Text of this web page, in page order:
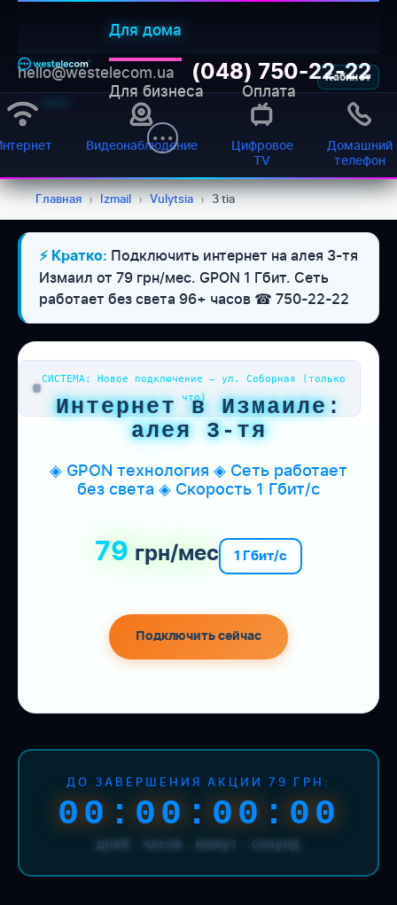
Для дома
Для бизнеса Оплата
Кабинет
hello@westelecom.ua (048) 750-22-22
Видеонаблюдение
Цифровое
TV
Домашний
телефон
Главная › Izmail › Vulytsia › 3 tia
⚡ Кратко: Подключить интернет на алея 3-тя
Измаил от 79 грн/мес. GPON 1 Гбит. Сеть
работает без света 96+ часов ☎ 750-22-22
СИСТЕМА: Новое подключение — ул. Соборная (только
что)
Интернет в Измаиле:
алея 3-тя
◈ GPON технология ◈ Сеть работает
без света ◈ Скорость 1 Гбит/с
79 грн/мес 1 Гбит/с
Подключить сейчас
ДО ЗАВЕРШЕНИЯ АКЦИИ 79 ГРН:
00:00:00:00
дней : часов : минут : секунд
WESTELECOM
Онлайн-підтримка